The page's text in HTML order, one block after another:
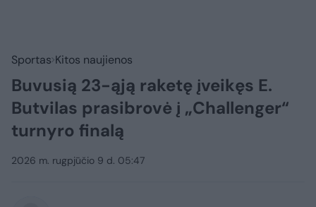
Sportas Kitos naujienos
Buvusią 23-ąją raketę įveikęs E.
Butvilas prasibrovė į „Challenger“
turnyro finalą
2026 m. rugpjūčio 9 d. 05:47